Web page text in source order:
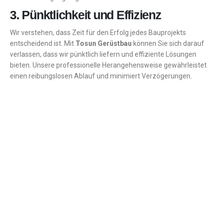
3. Pünktlichkeit und Effizienz
Wir verstehen, dass Zeit für den Erfolg jedes Bauprojekts
entscheidend ist. Mit Tosun Gerüstbau können Sie sich darauf
verlassen, dass wir pünktlich liefern und effiziente Lösungen
bieten. Unsere professionelle Herangehensweise gewährleistet
einen reibungslosen Ablauf und minimiert Verzögerungen.